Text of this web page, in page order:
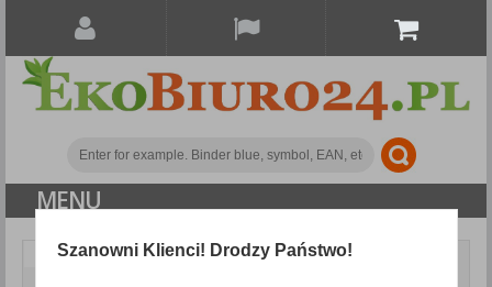
MENU
Consummables Toners
Toner, OP K HP
Szanowni Klienci! Drodzy Państwo!